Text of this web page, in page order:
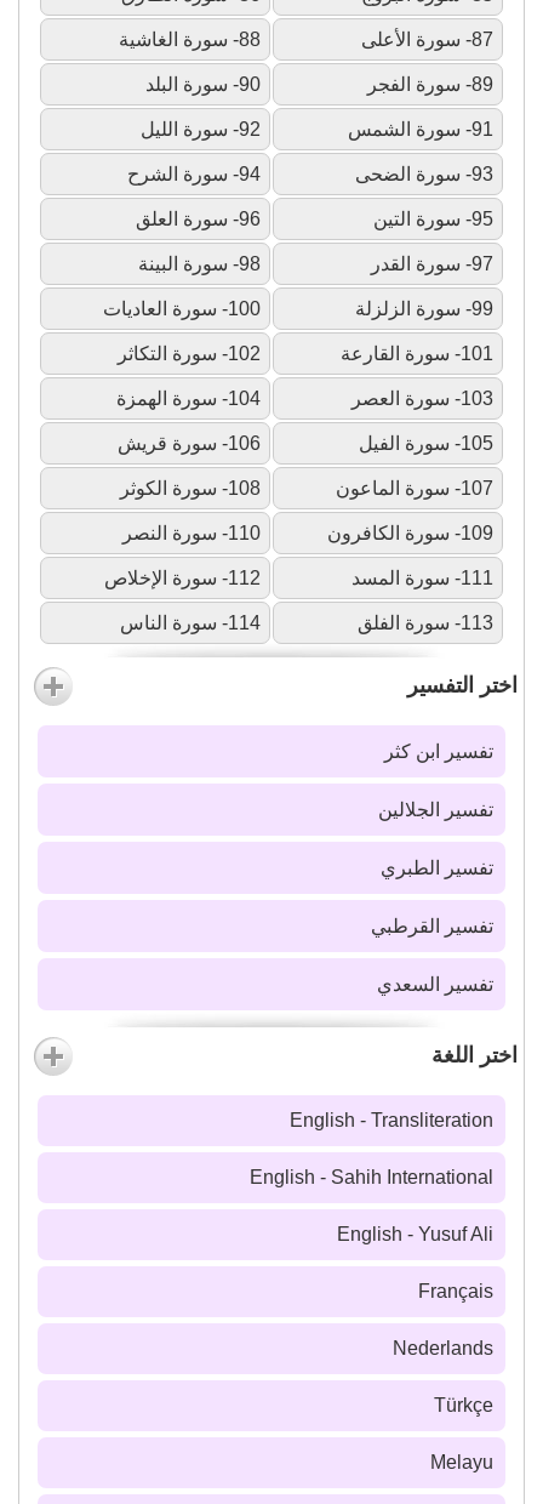
87- سورة الأعلى 88- سورة الغاشية
89- سورة الفجر 90- سورة البلد
91- سورة الشمس 92- سورة الليل
93- سورة الضحى 94- سورة الشرح
95- سورة التين 96- سورة العلق
97- سورة القدر 98- سورة البينة
99- سورة الزلزلة 100- سورة العاديات
101- سورة القارعة 102- سورة التكاثر
103- سورة العصر 104- سورة الهمزة
105- سورة الفيل 106- سورة قريش
107- سورة الماعون 108- سورة الكوثر
109- سورة الكافرون 110- سورة النصر
111- سورة المسد 112- سورة الإخلاص
113- سورة الفلق 114- سورة الناس
اختر التفسير
تفسير ابن كثر
تفسير الجلالين
تفسير الطبري
تفسير القرطبي
تفسير السعدي
اختر اللغة
English - Transliteration
English - Sahih International
English - Yusuf Ali
Français
Nederlands
Türkçe
Melayu